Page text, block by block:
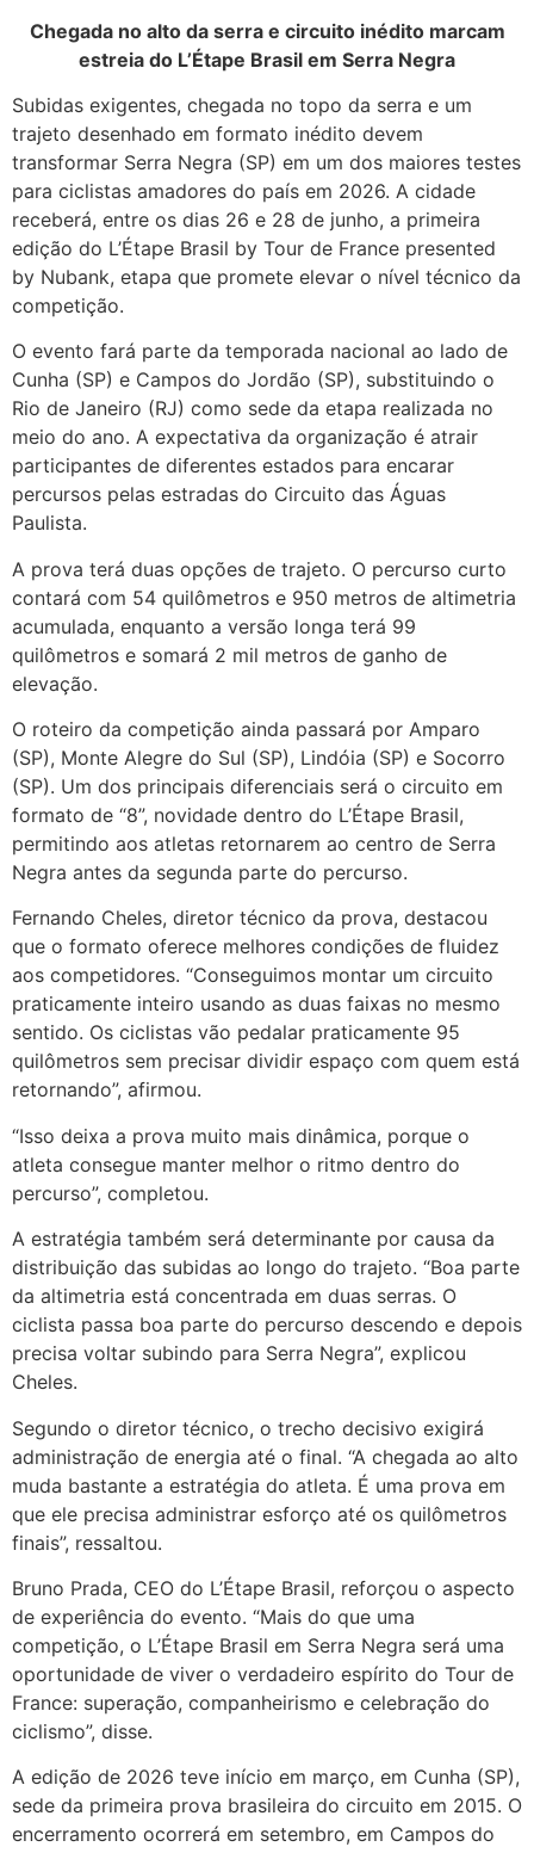
Chegada no alto da serra e circuito inédito marcam
estreia do L’Étape Brasil em Serra Negra
Subidas exigentes, chegada no topo da serra e um
trajeto desenhado em formato inédito devem
transformar Serra Negra (SP) em um dos maiores testes
para ciclistas amadores do país em 2026. A cidade
receberá, entre os dias 26 e 28 de junho, a primeira
edição do L’Étape Brasil by Tour de France presented
by Nubank, etapa que promete elevar o nível técnico da
competição.
O evento fará parte da temporada nacional ao lado de
Cunha (SP) e Campos do Jordão (SP), substituindo o
Rio de Janeiro (RJ) como sede da etapa realizada no
meio do ano. A expectativa da organização é atrair
participantes de diferentes estados para encarar
percursos pelas estradas do Circuito das Águas
Paulista.
A prova terá duas opções de trajeto. O percurso curto
contará com 54 quilômetros e 950 metros de altimetria
acumulada, enquanto a versão longa terá 99
quilômetros e somará 2 mil metros de ganho de
elevação.
O roteiro da competição ainda passará por Amparo
(SP), Monte Alegre do Sul (SP), Lindóia (SP) e Socorro
(SP). Um dos principais diferenciais será o circuito em
formato de “8”, novidade dentro do L’Étape Brasil,
permitindo aos atletas retornarem ao centro de Serra
Negra antes da segunda parte do percurso.
Fernando Cheles, diretor técnico da prova, destacou
que o formato oferece melhores condições de fluidez
aos competidores. “Conseguimos montar um circuito
praticamente inteiro usando as duas faixas no mesmo
sentido. Os ciclistas vão pedalar praticamente 95
quilômetros sem precisar dividir espaço com quem está
retornando”, afirmou.
“Isso deixa a prova muito mais dinâmica, porque o
atleta consegue manter melhor o ritmo dentro do
percurso”, completou.
A estratégia também será determinante por causa da
distribuição das subidas ao longo do trajeto. “Boa parte
da altimetria está concentrada em duas serras. O
ciclista passa boa parte do percurso descendo e depois
precisa voltar subindo para Serra Negra”, explicou
Cheles.
Segundo o diretor técnico, o trecho decisivo exigirá
administração de energia até o final. “A chegada ao alto
muda bastante a estratégia do atleta. É uma prova em
que ele precisa administrar esforço até os quilômetros
finais”, ressaltou.
Bruno Prada, CEO do L’Étape Brasil, reforçou o aspecto
de experiência do evento. “Mais do que uma
competição, o L’Étape Brasil em Serra Negra será uma
oportunidade de viver o verdadeiro espírito do Tour de
France: superação, companheirismo e celebração do
ciclismo”, disse.
A edição de 2026 teve início em março, em Cunha (SP),
sede da primeira prova brasileira do circuito em 2015. O
encerramento ocorrerá em setembro, em Campos do